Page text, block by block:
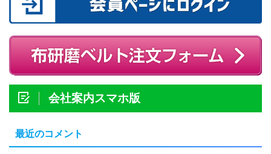
会社案内スマホ版
最近のコメント